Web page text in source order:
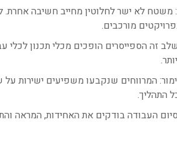
משטח לא ישר לחלוטין מחייב חשיבה
מורכבים.
זה הספייסרים הופכים מכלי תכנון
המרווחים שנקבעו משפיעים ישירות
התהליך.
העבודה בודקים את האחידות, המראה